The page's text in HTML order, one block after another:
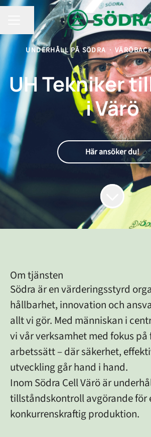
KARRIÄRMENY
Dela sidan
UNDERHÅLL PÅ SÖDRA ·
UH Tekniker
i Värö
Här ansöker du!
Om tjänsten
Södra är en värderingsstyrd
hållbarhet, innovation och
allt vi gör. Med människan i
vi vår verksamhet med fokus
arbetssätt – där säkerhet,
utveckling går hand i hand.
Inom Södra Cell Värö är
tillståndskontroll avgörande för
konkurrenskraftig produktion.